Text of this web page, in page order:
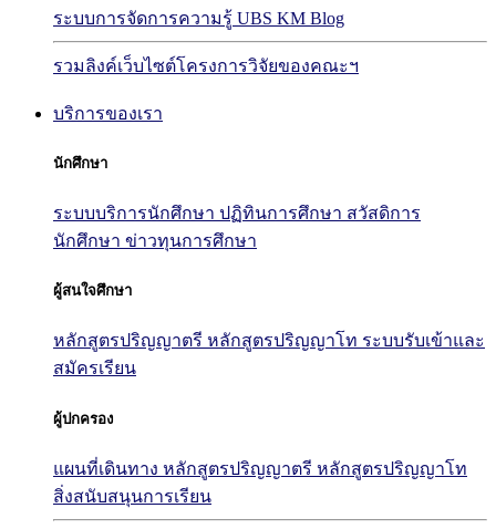
ระบบการจัดการความรู้ UBS KM Blog
รวมลิงค์เว็บไซต์โครงการวิจัยของคณะฯ
บริการของเรา
นักศึกษา
ระบบบริการนักศึกษา ปฏิทินการศึกษา สวัสดิการ
นักศึกษา ข่าวทุนการศึกษา
ผู้สนใจศึกษา
หลักสูตรปริญญาตรี หลักสูตรปริญญาโท ระบบรับเข้าและ
สมัครเรียน
ผู้ปกครอง
แผนที่เดินทาง หลักสูตรปริญญาตรี หลักสูตรปริญญาโท
สิ่งสนับสนุนการเรียน